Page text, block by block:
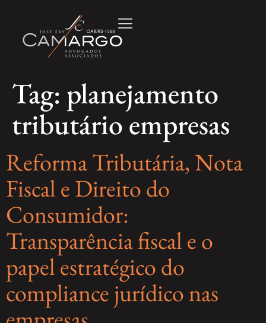
Tag: planejamento
tributário empresas
Reforma Tributária, Nota
Fiscal e Direito do
Consumidor:
Transparência fiscal e o
papel estratégico do
compliance jurídico nas